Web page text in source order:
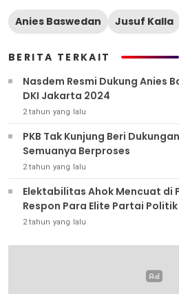
Anies Baswedan Jusuf Kalla
BERITA TERKAIT
Nasdem Resmi Dukung Anies
DKI Jakarta 2024
2 tahun yang lalu
PKB Tak Kunjung Beri
Semuanya Berproses
2 tahun yang lalu
Elektabilitas Ahok Mencuat di
Respon Para Elite Partai Politik
2 tahun yang lalu